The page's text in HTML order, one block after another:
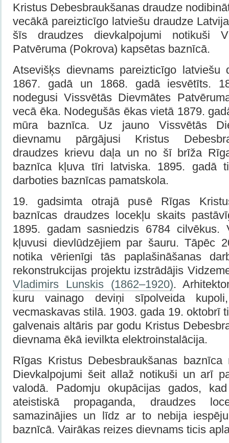
Kristus Debesbraukšanas draudze
vecākā pareizticīgo latviešu draudze
šīs draudzes dievkalpojumi notikuši
Patvēruma (Pokrova) kapsētas baznīcā.
Atsevišķs dievnams pareizticīgo latviešu
1867. gadā un 1868. gadā iesvētīts.
nodegusi Vissvētās Dievmātes
vecā ēka. Nodegušās ēkas vietā 1879.
mūra baznīca. Uz jauno Vissvētās
dievnamu pārgājusi Kristus
draudzes krievu daļa un no šī brīža
baznīca kļuva tīri latviska. 1895. gadā
darboties baznīcas pamatskola.
19. gadsimta otrajā pusē Rīgas
baznīcas draudzes locekļu skaits
1895. gadam sasniedzis 6784 cilvēkus.
kļuvusi dievlūdzējiem par šauru. Tāpēc
notika vērienīgi tās paplašināšanas
rekonstrukcijas projektu izstrādājis
Vladimirs Lunskis (1862–1920).
kuru vainago deviņi sīpolveida
vecmaskavas stilā. 1903. gada 19. oktobrī
galvenais altāris par godu Kristus
dievnama ēkā ievilkta elektroinstalācija.
Rīgas Kristus Debesbraukšanas
Dievkalpojumi šeit allaž notikuši un arī
valodā. Padomju okupācijas gados,
ateistiskā propaganda, draudzes
samazinājies un līdz ar to nebija
baznīcā. Vairākas reizes dievnams ticis